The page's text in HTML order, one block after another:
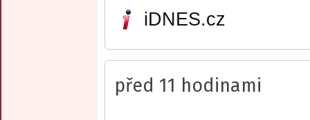
iDNES.cz
před 11 hodinami